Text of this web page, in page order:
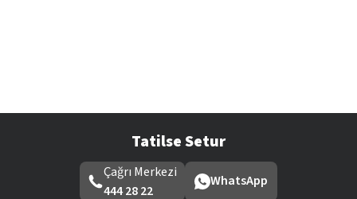
Tatilse Setur
Çağrı Merkezi
444 28 22
WhatsApp